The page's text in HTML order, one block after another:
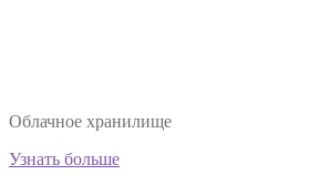
Облачное хранилище
Узнать больше